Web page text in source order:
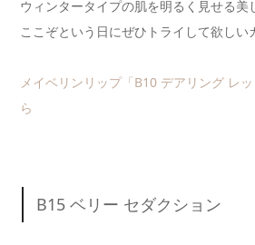
ウィンタータイプの肌を明るく見せる美
ここぞという日にぜひトライして欲しい
メイベリンリップ「B10 デアリング レ
ら
B15 ベリー セダクション